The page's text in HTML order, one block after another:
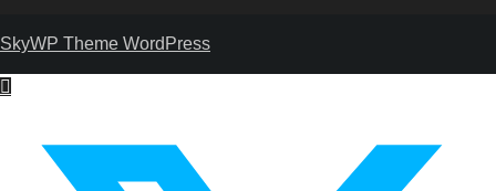
SkyWP Theme WordPress